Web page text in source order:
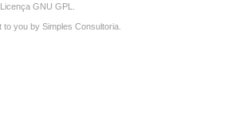
Licença GNU GPL
to you by Simples Consultoria